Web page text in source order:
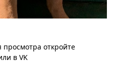
просмотра откройте
в VK